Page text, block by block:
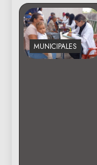
MUNICIPALES